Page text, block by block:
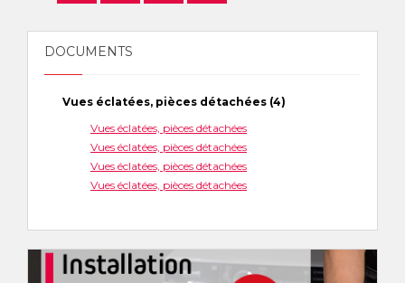
DOCUMENTS
Vues éclatées, pièces détachées (4)
Vues éclatées, pièces détachées
Vues éclatées, pièces détachées
Vues éclatées, pièces détachées
Vues éclatées, pièces détachées